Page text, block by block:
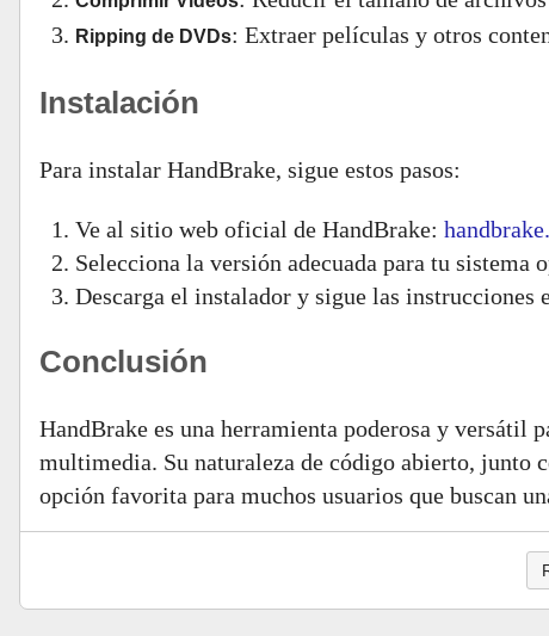
Ripping de DVDs: Extraer películas y otros
Instalación
Para instalar HandBrake, sigue estos pasos:
Ve al sitio web oficial de HandBrake:
Selecciona la versión adecuada para tu sistema
Descarga el instalador y sigue las instrucciones
Conclusión
HandBrake es una herramienta poderosa y versátil
multimedia. Su naturaleza de código abierto, junto
opción favorita para muchos usuarios que buscan